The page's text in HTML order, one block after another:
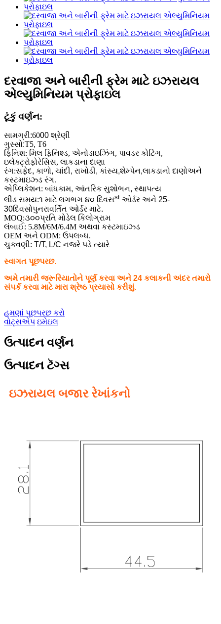
દરવાજા અને બારીની ફ્રેમ માટે ઇઝરાયલ
એલ્યુમિનિયમ પ્રોફાઇલ
ટૂંકું વર્ણન:
સામગ્રી:6000 શ્રેણી
ગુસ્સો:T5, T6
ફિનિશ: મિલ ફિનિશ્ડ, એનોડાઇઝિંગ, પાવડર કોટિંગ,
ઇલેક્ટ્રોફોરેસિસ, લાકડાના દાણા
રંગ:સફેદ, કાળો, ચાંદી, રાખોડી, કાંસ્ય,શેમ્પેન,લાકડાનો દાણોઅને
કસ્ટમાઇઝ્ડ રંગ.
એપ્લિકેશન: બાંધકામ, આંતરિક સુશોભન, સ્થાપત્ય
લીડ સમય:૧ માટે લગભગ ૪૦ દિવસst ઓર્ડર અને 25-
30દિવસોપુનરાવર્તિત ઓર્ડર માટે.
MOQ:૩૦૦પ્રતિ મોડેલ કિલોગ્રામ
લંબાઈ: 5.8M/6M/6.4M અથવા કસ્ટમાઇઝ્ડ
OEM અને ODM: ઉપલબ્ધ.
ચુકવણી: T/T, L/C નજરે પડે ત્યારે
સ્વાગત પૂછપરછ.
અમે તમારી જરૂરિયાતોને પૂર્ણ કરવા અને 24 કલાકની અંદર તમારો
સંપર્ક કરવા માટે મારા શ્રેષ્ઠ પ્રયાસો કરીશું.
હમણાં પૂછપરછ કરો
વોટ્સએપ ઇમેઇલ
ઉત્પાદન વર્ણન
ઉત્પાદન ટૅગ્સ
ઇઝરાયલ બજાર રેખાંકનો